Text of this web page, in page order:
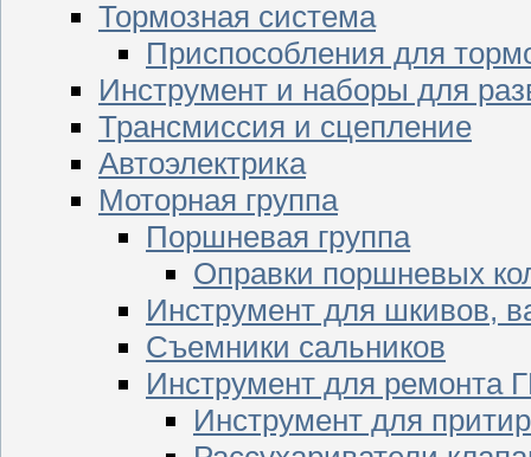
Тормозная система
Приспособления для
Инструмент и наборы для
Трансмиссия и сцепление
Автоэлектрика
Моторная группа
Поршневая группа
Оправки поршневых
Инструмент для шкивов,
Съемники сальников
Инструмент для ремонта
Инструмент для